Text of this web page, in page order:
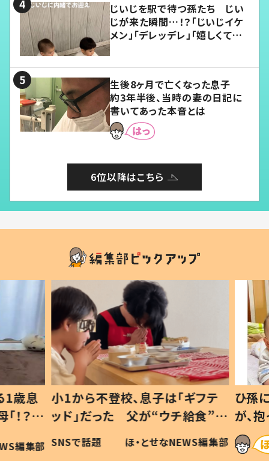
じいじを駅で待つ孫たち じい
じが来た瞬間…！？「じいじイケ
メン」「デレッデレ」「嬉しくて可
生後8ヶ月で亡くなった息子
約3年半後、当時の妻の日記に
書いてあった本音とは
6位以降はこちら
歳息
？」
編集部
小1から不登校、息子は「ギフテ
ッド」だった 父が“ウチ給食”を
作り続ける理由とは #令和の親
#令和の子
SNSで話題 ほ・とせなNEWS編集部
ひ孫
が、
「涙
い」